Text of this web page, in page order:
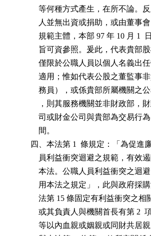
等何種方式產生，在所不
人並無出資或捐助，或由
規範主體，本部 97 年 10 月
旨可資參照。爰此，代表
僅限於公職人員以個人名
適用；惟如代表公股之董
務員），或係貴部所屬機關
，則其服務機關並非財政
司或財金公司與貴部為交易
              間。
四、本法第 1  條規定：「為
員利益衝突迴避之規範，
本法。公職人員利益衝突
用本法之規定」，此與政
法第 15 條固定有利益衝突
或其負責人與機關首長有第
等以內血親或姻親或同財共